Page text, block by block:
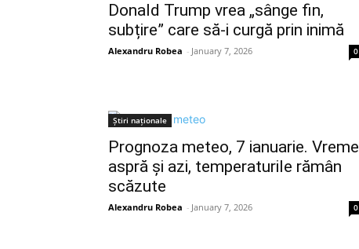
Donald Trump vrea „sânge fin,
subțire” care să-i curgă prin inimă
Alexandru Robea - January 7, 2026 0
Știri naționale
Prognoza meteo, 7 ianuarie. Vreme
aspră și azi, temperaturile rămân
scăzute
Alexandru Robea - January 7, 2026 0